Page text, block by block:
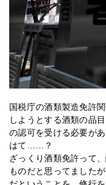
国税庁の酒類製造免許
しようとする酒類の品
の認可を受ける必要があ
はて……？
ざっくり酒類免許って
ものだと思ってました